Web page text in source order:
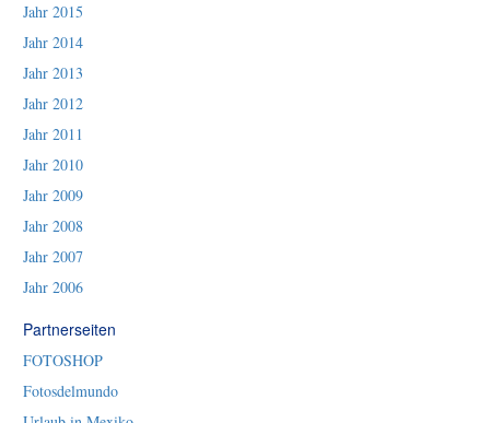
Jahr 2015
Jahr 2014
Jahr 2013
Jahr 2012
Jahr 2011
Jahr 2010
Jahr 2009
Jahr 2008
Jahr 2007
Jahr 2006
Partnerseiten
FOTOSHOP
Fotosdelmundo